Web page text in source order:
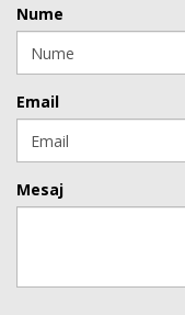
Nume
Email
Mesaj